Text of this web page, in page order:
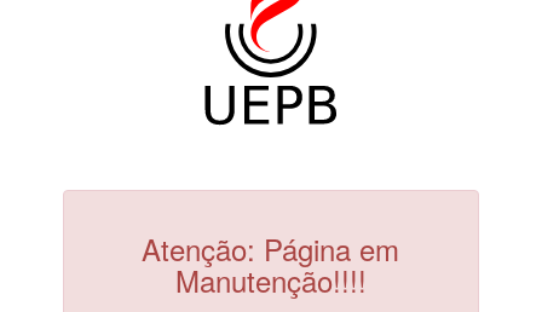
Atenção: Página em
Manutenção!!!!